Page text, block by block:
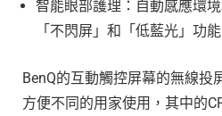
智能眼部護理：自動感應環
「不閃屏」和「低藍光」功
BenQ的互動觸控屏幕的無線投
方便不同的用家使用，其中的